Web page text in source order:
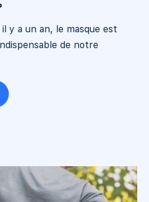
y a un an, le masque est
de notre